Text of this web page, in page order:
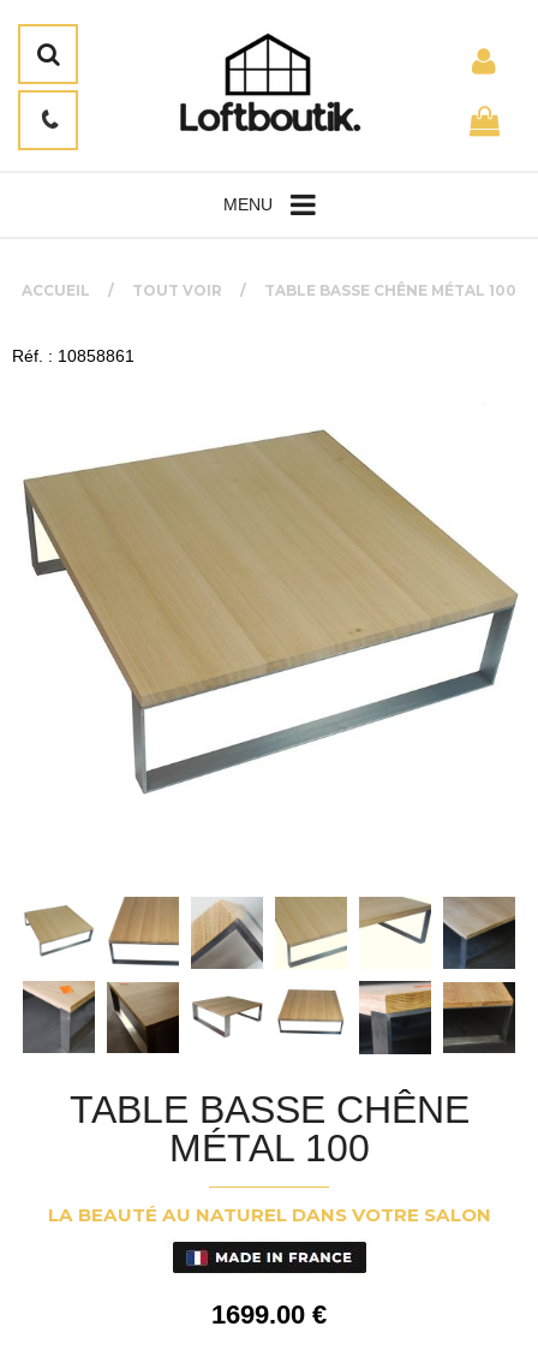
MENU
ACCUEIL TOUT VOIR TABLE BASSE CHÊNE MÉTAL 100
Réf. : 10858861
TABLE BASSE CHÊNE
MÉTAL 100
LA BEAUTÉ AU NATUREL DANS VOTRE SALON
1699.00 €